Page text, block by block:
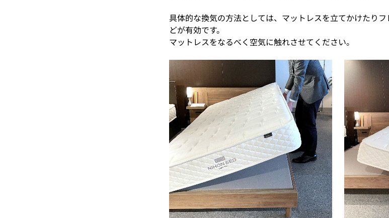
具体的な換気の方法としては、マットレスを立てかけたり
どが有効です。
マットレスをなるべく空気に触れさせてください。